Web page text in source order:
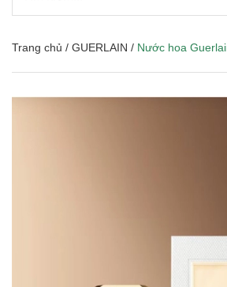
Trang chủ / GUERLAIN / Nước hoa